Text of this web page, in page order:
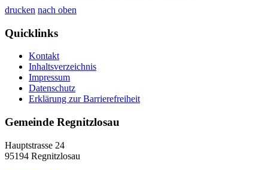
drucken nach oben
Quicklinks
Kontakt
Inhaltsverzeichnis
Impressum
Datenschutz
Erklärung zur Barrierefreiheit
Gemeinde Regnitzlosau
Hauptstrasse 24
95194 Regnitzlosau